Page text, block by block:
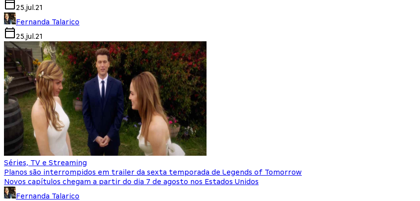
25.jul.21
Fernanda Talarico
25.jul.21
Séries, TV e Streaming
Planos são interrompidos em trailer da sexta temporada de Legends of Tomorrow
Novos capítulos chegam a partir do dia 7 de agosto nos Estados Unidos
Fernanda Talarico